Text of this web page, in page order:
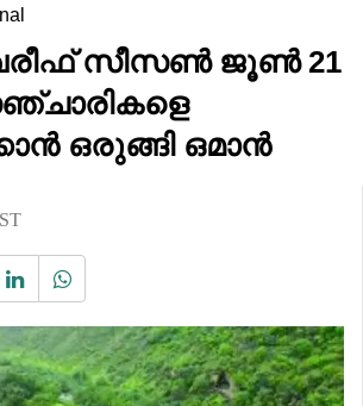
സീസൺ ജൂൺ 21
ഒരുങ്ങി ഒമാൻ